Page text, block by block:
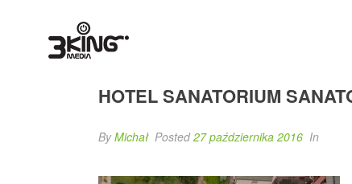
HOTEL SANATORIUM
ByMichał Posted27 października 2016 In